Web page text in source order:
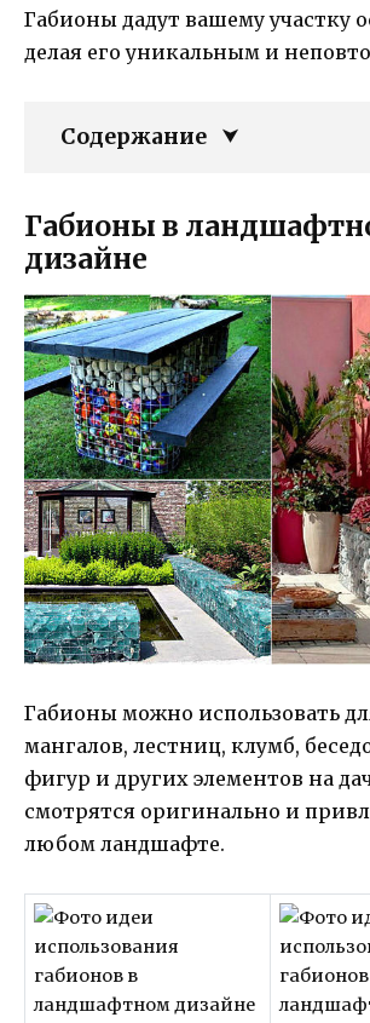
Габионы дадут вашему участку
делая его уникальным и
Содержание
Габионы в
дизайне
Габионы можно использовать
мангалов, лестниц, клумб,
фигур и других элементов на
смотрятся оригинально и
любом ландшафте.